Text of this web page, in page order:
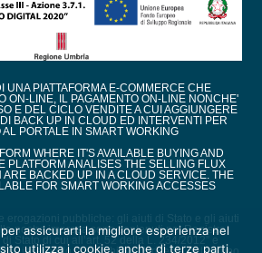
UNA PIATTAFORMA E-COMMERCE CHE
ON-LINE, IL PAGAMENTO ON-LINE NONCHE'
E DEL CICLO VENDITE A CUI AGGIUNGERE
BACK UP IN CLOUD ED INTERVENTI PER
AL PORTALE IN SMART WORKING
WHERE IT'S AVAILABLE BUYING AND
PLATFORM ANALISES THE SELLING FLUX
ARE BACKED UP IN A CLOUD SERVICE. THE
FOR SMART WORKING ACCESSES
erogazioni pubbliche: gli aiuti di Stato e gli aiuti
nostra impresa sono contenuti nel Registro
Stato di cui all’art. 52 della L. 234/2012” e
assicurarti la migliore esperienza nel
utilizza i cookie, anche di terze parti,